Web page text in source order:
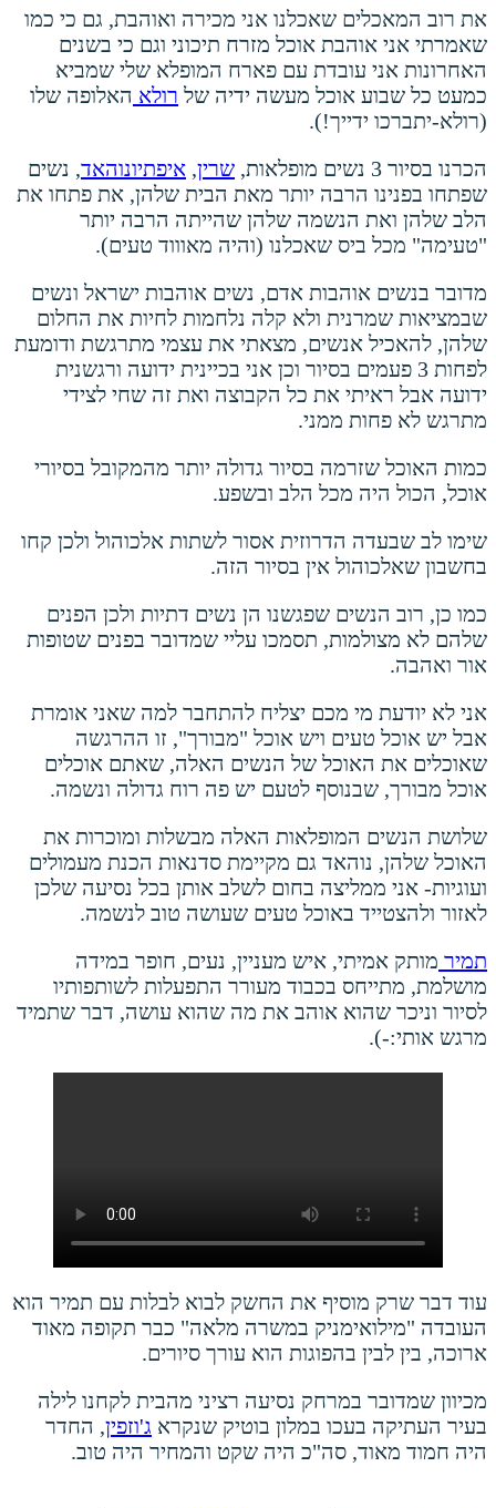
את רוב המאכלים שאכלנו אני מכירה ואוהבת, גם כי כמו
שאמרתי אני אוהבת אוכל מזרח תיכוני וגם כי בשנים
האחרונות אני עובדת עם פארח המופלא שלי שמביא
כמעט כל שבוע אוכל מעשה ידיה של רולא האלופה שלו
(רולא-יתברכו ידייך!).
הכרנו בסיור 3 נשים מופלאות,
שרין, איפתיונוהאד, נשים
שפתחו בפנינו הרבה יותר מאת הבית שלהן, את פתחו את
הלב שלהן ואת הנשמה שלהן שהייתה הרבה יותר
"טעימה" מכל ביס שאכלנו (והיה מאוווד טעים).
מדובר בנשים אוהבות אדם, נשים אוהבות ישראל ונשים
שבמציאות שמרנית ולא קלה נלחמות לחיות את החלום
שלהן, להאכיל אנשים, מצאתי את עצמי מתרגשת ודומעת
לפחות 3 פעמים בסיור וכן אני בכיינית ידועה ורגשנית
ידועה אבל ראיתי את כל הקבוצה ואת זה שחי לצידי
מתרגש לא פחות ממני.
כמות האוכל שזרמה בסיור גדולה יותר מהמקובל בסיורי
אוכל, הכול היה מכל הלב ובשפע.
שימו לב שבעדה הדרוזית אסור לשתות אלכוהול ולכן קחו
בחשבון שאלכוהול אין בסיור הזה.
כמו כן, רוב הנשים שפגשנו הן נשים דתיות ולכן הפנים
שלהם לא מצולמות, תסמכו עליי שמדובר בפנים שטופות
אור ואהבה.
אני לא יודעת מי מכם יצליח להתחבר למה שאני אומרת
אבל יש אוכל טעים ויש אוכל "מבורך", זו ההרגשה
שאוכלים את האוכל של הנשים האלה, שאתם אוכלים
אוכל מבורך, שבנוסף לטעם יש פה רוח גדולה ונשמה.
שלושת הנשים המופלאות האלה מבשלות ומוכרות את
האוכל שלהן, נוהאד גם מקיימת סדנאות הכנת מעמולים
ועוגיות- אני ממליצה בחום לשלב אותן בכל נסיעה שלכן
לאזור ולהצטייד באוכל טעים שעושה טוב לנשמה.
תמיר מותק אמיתי, איש מעניין, נעים, חופר במידה
מושלמת, מתייחס בכבוד מעורר התפעלות לשותפותיו
לסיור וניכר שהוא אוהב את מה שהוא עושה, דבר שתמיד
מרגש אותי:-).
עוד דבר שרק מוסיף את החשק לבוא לבלות עם תמיר הוא
העובדה "מילואימניק במשרה מלאה" כבר תקופה מאוד
ארוכה, בין לבין בהפוגות הוא עורך סיורים.
מכיוון שמדובר במרחק נסיעה רציני מהבית לקחנו לילה
בעיר העתיקה בעכו במלון בוטיק שנקרא ג'וזפין, החדר
היה חמוד מאוד, סה"כ היה שקט והמחיר היה טוב.